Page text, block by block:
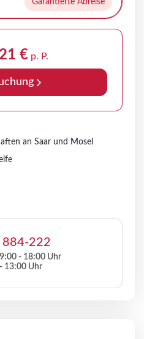
Garantierte Abreise
€ p. P.
an Saar und Mosel
222
- 18:00 Uhr
13:00 Uhr